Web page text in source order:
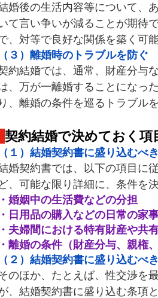
婚後の生活内容等について、
て言い争いが減ることが期待
、対等で良好な関係を築く可
（３）離婚時のトラブルを防ぐ
約結婚では、通常、財産分与
、万が一離婚することになっ
り、離婚の条件を巡るトラブル
契約結婚で決めておく項
（１）結婚契約書に盛り込むべ
婚契約書では、以下の項目に
ど、可能な限り詳細に、条件を
・婚姻中の生活費などの分担
・日用品の購入などの日常の家
・夫婦間における特有財産や共
・離婚の条件（財産分与、親権
（２）結婚契約書に盛り込むべ
のほか、たとえば、性交渉を
、結婚契約書に盛り込む条項